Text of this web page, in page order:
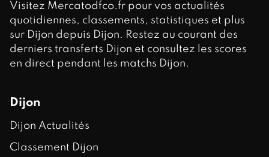
Visitez Mercatodfco.fr pour vos actualités
quotidiennes, classements, statistiques et plus
sur Dijon depuis Dijon. Restez au courant des
derniers transferts Dijon et consultez les scores
en direct pendant les matchs Dijon.
Dijon
Dijon Actualités
Classement Dijon